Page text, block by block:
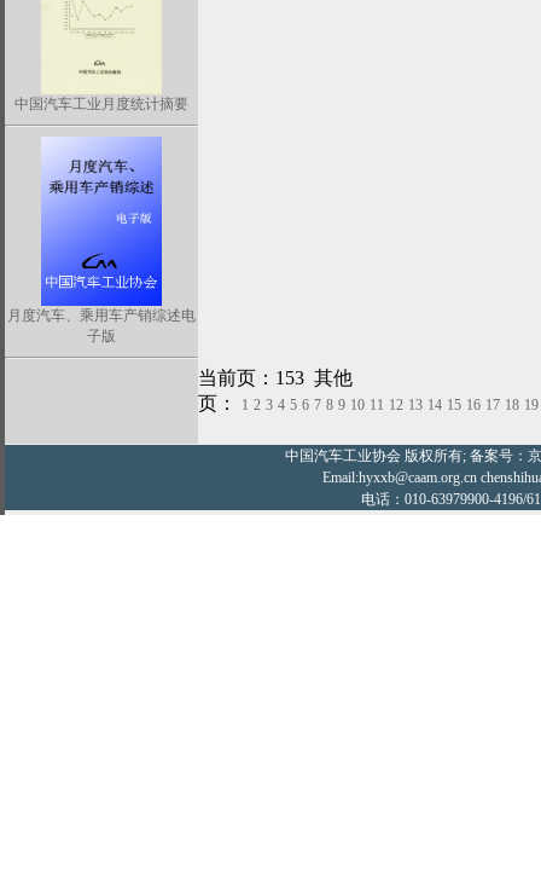
中国汽车工业月度统计摘要
月度汽车、乘用车产销综述电
子版
当前页：153 其他
页：
1 2 3 4 5 6 7 8 9 10 11 12 13 14 15 16 17 18 19
中国汽车工业协会 版权所有; 备案号：
Email:hyxxb@caam.org.cn
电话：010-63979900-4196/